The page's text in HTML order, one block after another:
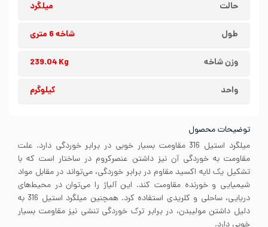
حالت میلگرد
طول شاخه 6 متری
وزن شاخه 239.04 Kg
واحد کیلوگرم
توضیحات محصول
میلگرد استیل 316 مقاومت بسیار خوبی در برابر خوردگی دارد. علت
مقاومت به خوردگی آن نیز داشتن عنصرکروم در ساختار است که با
تشکیل یک لایه اکسید مقاوم در برابر خوردگی، می‌تواند در مقابل مواد
شیمیایی و خورنده مقاومت کند. این آلیاژ را می‌توان در محیط‌های
دریایی، ساحلی و کلریدی استفاده کرد. همچنین میلگرد استیل 316 به
دلیل داشتن مولیبدن، در برابر ترک خوردگی تنشی نیز مقاومت بسیار